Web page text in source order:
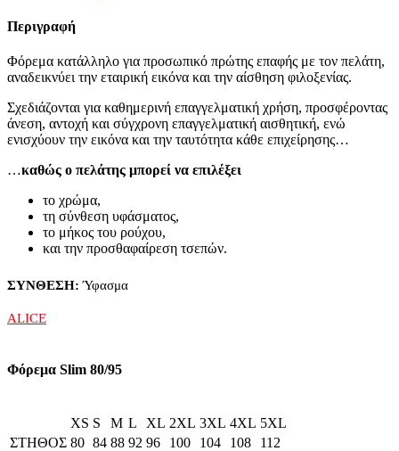
Περιγραφή
Φόρεμα κατάλληλο για προσωπικό πρώτης επαφής με τον πελάτη,
αναδεικνύει την εταιρική εικόνα και την αίσθηση φιλοξενίας.
Σχεδιάζονται για καθημερινή επαγγελματική χρήση, προσφέροντας
άνεση, αντοχή και σύγχρονη επαγγελματική αισθητική, ενώ
ενισχύουν την εικόνα και την ταυτότητα κάθε επιχείρησης…
…καθώς ο πελάτης μπορεί να επιλέξει
το χρώμα,
τη σύνθεση υφάσματος,
το μήκος του ρούχου,
και την προσθαφαίρεση τσεπών.
ΣΥΝΘΕΣΗ: Ύφασμα
ALICE
Φόρεμα Slim 80/95
XS S M L XL 2XL 3XL 4XL 5XL
ΣΤΗΘΟΣ 80 84 88 92 96 100 104 108
112